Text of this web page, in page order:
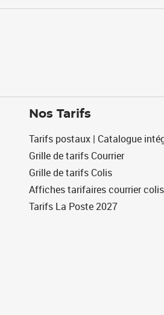
Nos Tarifs
Tarifs postaux | Catalogue
Grille de tarifs Courrier
Grille de tarifs Colis
Affiches tarifaires courrier colis
Tarifs La Poste 2027